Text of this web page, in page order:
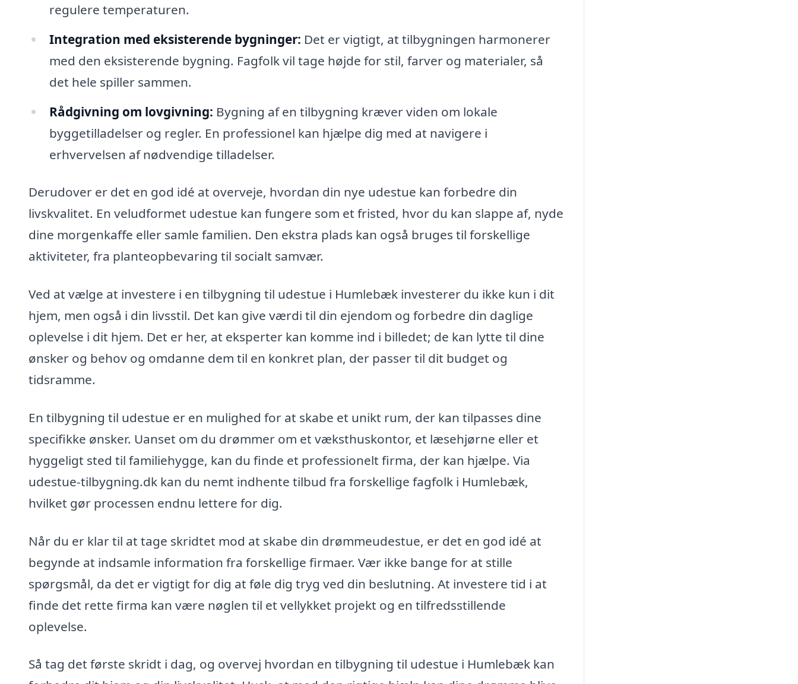
regulere temperaturen.
Integration med eksisterende bygninger: Det er vigtigt, at tilbygningen harmonerer
med den eksisterende bygning. Fagfolk vil tage højde for stil, farver og materialer, så
det hele spiller sammen.
Rådgivning om lovgivning: Bygning af en tilbygning kræver viden om lokale
byggetilladelser og regler. En professionel kan hjælpe dig med at navigere i
erhvervelsen af nødvendige tilladelser.
Derudover er det en god idé at overveje, hvordan din nye udestue kan forbedre din
livskvalitet. En veludformet udestue kan fungere som et fristed, hvor du kan slappe af, nyde
dine morgenkaffe eller samle familien. Den ekstra plads kan også bruges til forskellige
aktiviteter, fra planteopbevaring til socialt samvær.
Ved at vælge at investere i en tilbygning til udestue i Humlebæk investerer du ikke kun i dit
hjem, men også i din livsstil. Det kan give værdi til din ejendom og forbedre din daglige
oplevelse i dit hjem. Det er her, at eksperter kan komme ind i billedet; de kan lytte til dine
ønsker og behov og omdanne dem til en konkret plan, der passer til dit budget og
tidsramme.
En tilbygning til udestue er en mulighed for at skabe et unikt rum, der kan tilpasses dine
specifikke ønsker. Uanset om du drømmer om et væksthuskontor, et læsehjørne eller et
hyggeligt sted til familiehygge, kan du finde et professionelt firma, der kan hjælpe. Via
udestue-tilbygning.dk kan du nemt indhente tilbud fra forskellige fagfolk i Humlebæk,
hvilket gør processen endnu lettere for dig.
Når du er klar til at tage skridtet mod at skabe din drømmeudestue, er det en god idé at
begynde at indsamle information fra forskellige firmaer. Vær ikke bange for at stille
spørgsmål, da det er vigtigt for dig at føle dig tryg ved din beslutning. At investere tid i at
finde det rette firma kan være nøglen til et vellykket projekt og en tilfredsstillende
oplevelse.
Så tag det første skridt i dag, og overvej hvordan en tilbygning til udestue i Humlebæk kan